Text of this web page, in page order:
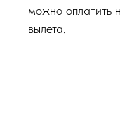
можно оплатить
вылета.